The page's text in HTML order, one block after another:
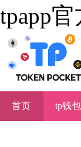
tpapp
首页 tp钱